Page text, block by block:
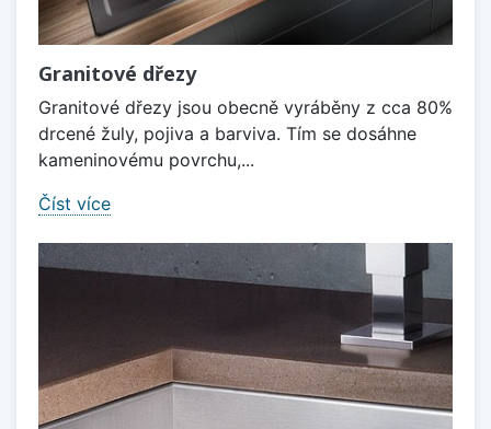
Granitové dřezy
Granitové dřezy jsou obecně vyráběny z cca 80%
drcené žuly, pojiva a barviva. Tím se dosáhne
kameninovému povrchu,...
Číst více